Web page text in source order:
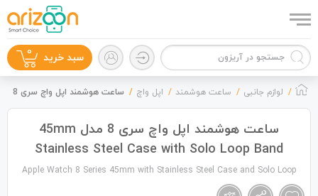
گوشی موبایل
سبد خرید 0
لوازم جانبی ساعت هوشمند اپل واچ ساعت هوشمند اپل واچ سری 8 مدل 45mm Stainless Steel Case with Solo Loop Band
ساعت هوشمند اپل واچ سری 8 مدل 45mm
Stainless Steel Case with Solo Loop Band
Apple Watch 8 Series 45mm with Stainless Steel Case and Solo Loop